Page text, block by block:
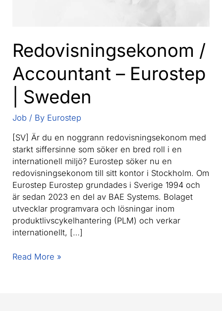
Redovisningsekonom /
Accountant – Eurostep
| Sweden
Job / By Eurostep
[SV] Är du en noggrann redovisningsekonom med
starkt siffersinne som söker en bred roll i en
internationell miljö? Eurostep söker nu en
redovisningsekonom till sitt kontor i Stockholm. Om
Eurostep Eurostep grundades i Sverige 1994 och
är sedan 2023 en del av BAE Systems. Bolaget
utvecklar programvara och lösningar inom
produktlivscykelhantering (PLM) och verkar
internationellt, […]
Redovisningsekonom
Read More »